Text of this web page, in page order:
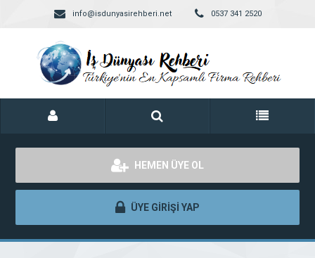
info@isdunyasirehberi.net 0537 341 2520
HEMEN ÜYE OL
ÜYE GİRİŞİ YAP